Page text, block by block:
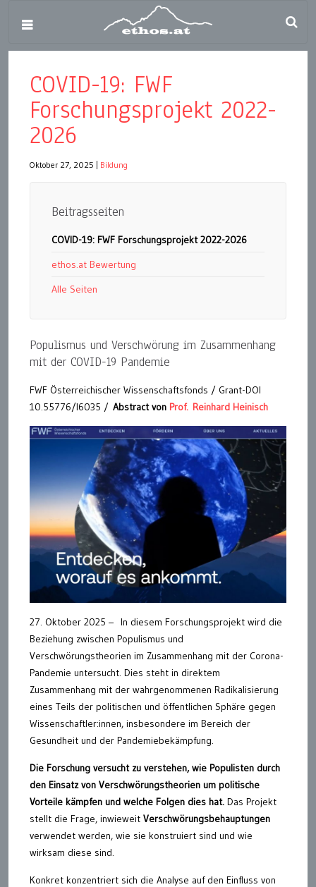
COVID-19: FWF
Forschungsprojekt 2022-
2026
Oktober 27, 2025 Bildung
Beitragsseiten
COVID-19: FWF Forschungsprojekt 2022-2026
ethos.at Bewertung
Alle Seiten
Populismus und Verschwörung im Zusammenhang
mit der COVID-19 Pandemie
FWF Österreichischer Wissenschaftsfonds / Grant-DOI
10.55776/I6035 / Abstract von Prof. Reinhard Heinisch
27. Oktober 2025 – In diesem Forschungsprojekt wird die
Beziehung zwischen Populismus und
Verschwörungstheorien im Zusammenhang mit der Corona-
Pandemie untersucht. Dies steht in direktem
Zusammenhang mit der wahrgenommenen Radikalisierung
eines Teils der politischen und öffentlichen Sphäre gegen
Wissenschaftler:innen, insbesondere im Bereich der
Gesundheit und der Pandemiebekämpfung.
Die Forschung versucht zu verstehen, wie Populisten durch
den Einsatz von Verschwörungstheorien um politische
Vorteile kämpfen und welche Folgen dies hat. Das Projekt
stellt die Frage, inwieweit Verschwörungsbehauptungen
verwendet werden, wie sie konstruiert sind und wie
wirksam diese sind.
Konkret konzentriert sich die Analyse auf den Einfluss von